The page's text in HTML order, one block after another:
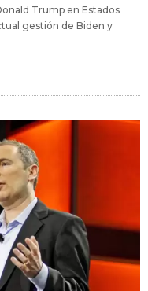
Trump en Estados
gestión de Biden y